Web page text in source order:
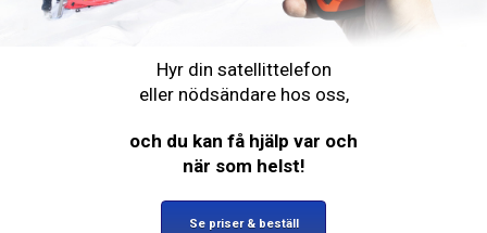
Hyr din satellittelefon
eller nödsändare hos oss,
och du kan få hjälp var och
när som helst!
Se priser & beställ